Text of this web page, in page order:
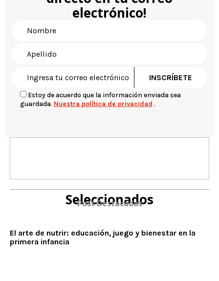
electrónico!
Estoy de acuerdo que la información enviada sea
guardada. Nuestra política de privacidad .
Seleccionados
Post Destacados
El arte de nutrir: educación, juego y bienestar en la
primera infancia